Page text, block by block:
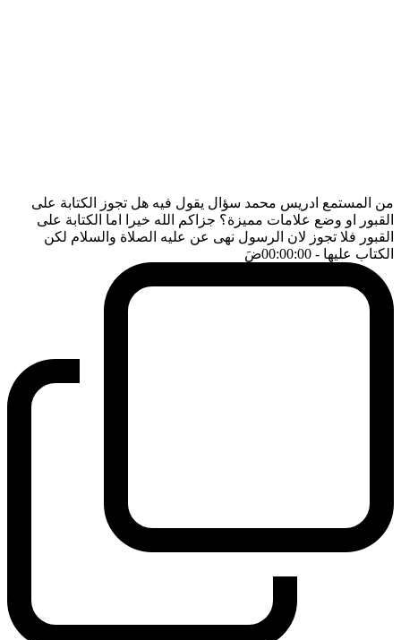
من المستمع ادريس محمد سؤال يقول فيه هل تجوز الكتابة على
القبور او وضع علامات مميزة؟ جزاكم الله خيرا اما الكتابة على
القبور فلا تجوز لان الرسول نهى عن عليه الصلاة والسلام لكن
الكتاب عليها - 00:00:00 ضَ